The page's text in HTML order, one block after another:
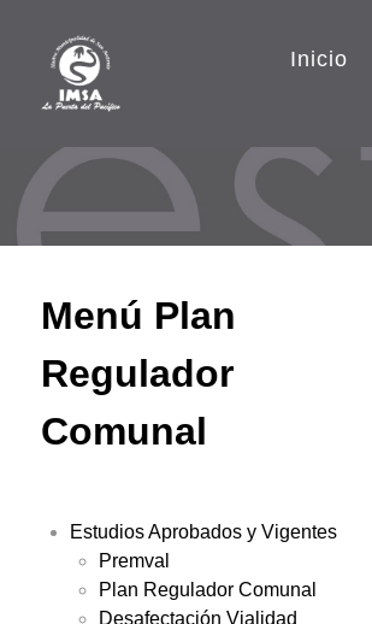
Inicio
Menú Plan
Regulador
Comunal
Estudios Aprobados y Vigentes
Premval
Plan Regulador Comunal
Desafectación Vialidad